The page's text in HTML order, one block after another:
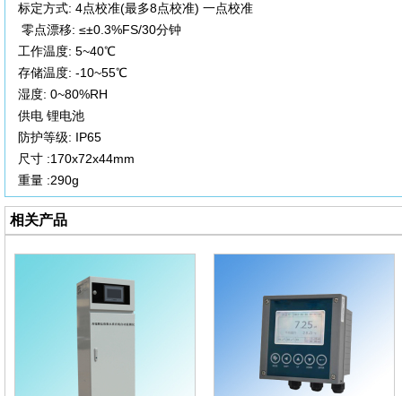
标定方式: 4点校准(最多8点校准) 一点校准
零点漂移: ≤±0.3%FS/30分钟
工作温度: 5~40℃
存储温度: -10~55℃
湿度: 0~80%RH
供电 锂电池
防护等级: IP65
尺寸 :170x72x44mm
重量 :290g
相关产品